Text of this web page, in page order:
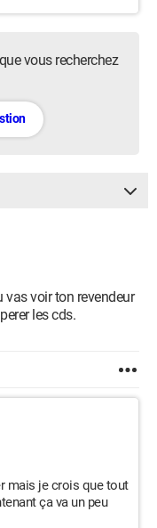
vous recherchez
vas voir ton revendeur
les cds.
mais je crois que tout
ça va un peu